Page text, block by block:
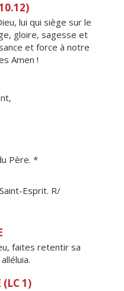
lui qui siège sur le
gloire, sagesse et
et force à notre
Amen !
Père. *
Esprit. R/
faites retentir sa
(LC 1)